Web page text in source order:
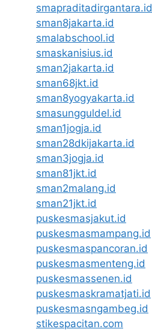
smapraditadirgantara.id
sman8jakarta.id
smalabschool.id
smaskanisius.id
sman2jakarta.id
sman68jkt.id
sman8yogyakarta.id
smasungguldel.id
sman1jogja.id
sman28dkijakarta.id
sman3jogja.id
sman81jkt.id
sman2malang.id
sman21jkt.id
puskesmasjakut.id
puskesmasmampang.id
puskesmaspancoran.id
puskesmasmenteng.id
puskesmassenen.id
puskesmaskramatjati.id
puskesmasngambeg.id
stikespacitan.com